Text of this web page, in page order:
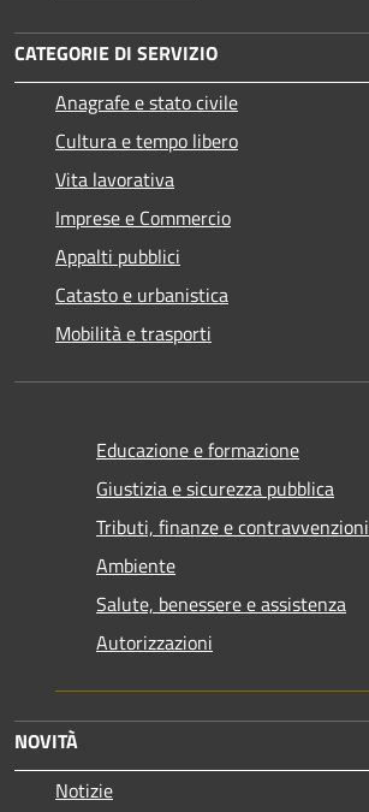
CATEGORIE DI SERVIZIO
Anagrafe e stato civile
Cultura e tempo libero
Vita lavorativa
Imprese e Commercio
Appalti pubblici
Catasto e urbanistica
Mobilità e trasporti
Educazione e formazione
Giustizia e sicurezza pubblica
Tributi, finanze e contravvenzioni
Ambiente
Salute, benessere e assistenza
Autorizzazioni
NOVITÀ
Notizie